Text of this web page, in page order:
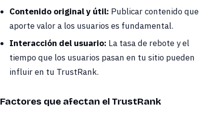
Contenido original y útil: Publicar contenido que
aporte valor a los usuarios es fundamental.
Interacción del usuario: La tasa de rebote y el
tiempo que los usuarios pasan en tu sitio pueden
influir en tu TrustRank.
Factores que afectan el TrustRank